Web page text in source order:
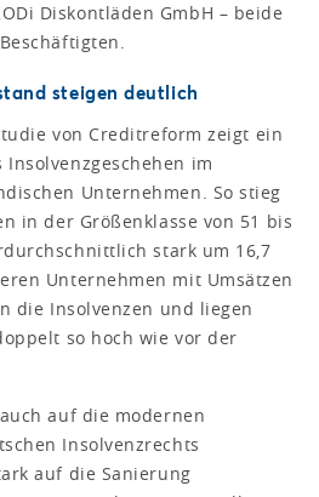
Diskontläden GmbH – beide
steigen deutlich
von Creditreform zeigt ein
im
Unternehmen. So stieg
in der Größenklasse von 51 bis
stark um 16,7
Unternehmen mit Umsätzen
die Insolvenzen und liegen
so hoch wie vor der
auf die modernen
Insolvenzrechts
auf die Sanierung